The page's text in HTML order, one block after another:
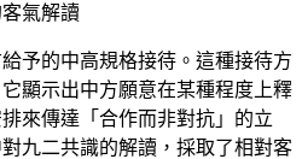
氣解讀
予的中高規格接待。這種接待方
顯示出中方願意在某種程度上釋
來傳達「合作而非對抗」的立
九二共識的解讀，採取了相對客